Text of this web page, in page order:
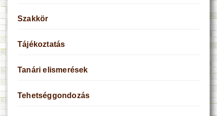
Szakkör
Tájékoztatás
Tanári elismerések
Tehetséggondozás